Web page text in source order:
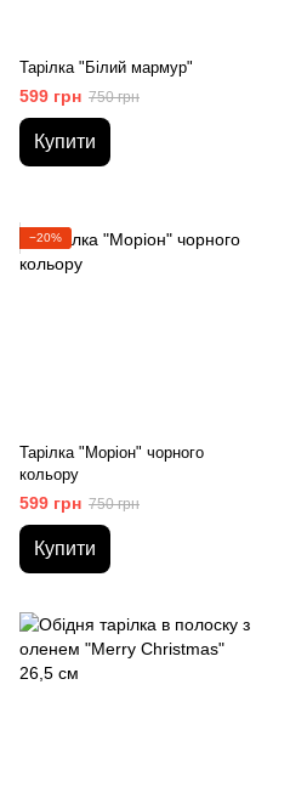
Тарілка "Білий мармур"
599 грн 750 грн
Купити
−20%
Тарілка "Моріон" чорного
кольору
599 грн 750 грн
Купити